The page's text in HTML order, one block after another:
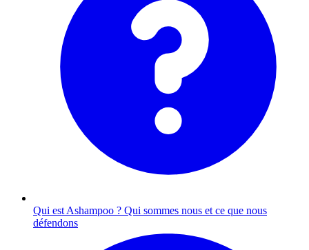
Qui est Ashampoo ? Qui sommes nous et ce que nous
défendons